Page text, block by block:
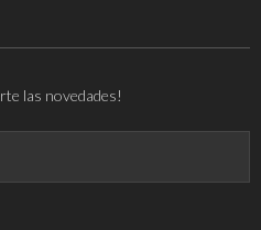
las novedades!